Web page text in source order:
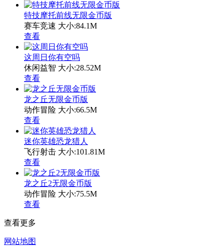
特技摩托前线无限金币版
赛车竞速 大小:84.1M
查看
这周日你有空吗
休闲益智 大小:28.52M
查看
龙之丘无限金币版
动作冒险 大小:66.5M
查看
迷你英雄恐龙猎人
飞行射击 大小:101.81M
查看
龙之丘2无限金币版
动作冒险 大小:75.5M
查看
查看更多
网站地图